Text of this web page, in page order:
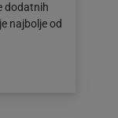
dodatnih
najbolje od